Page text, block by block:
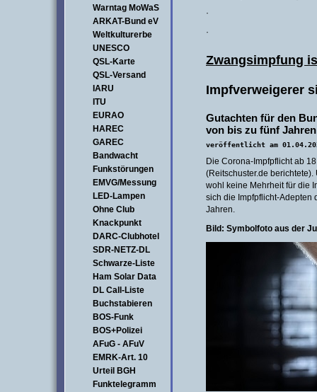
Warntag MoWaS
ARKAT-Bund eV
Weltkulturerbe
UNESCO
QSL-Karte
QSL-Versand
IARU
ITU
EURAO
HAREC
GAREC
Bandwacht
Funkstörungen
EMVG/Messung
LED-Lampen
Ohne Club
Knackpunkt
DARC-Clubhotel
SDR-NETZ-DL
Schwarze-Liste
Ham Solar Data
DL Call-Liste
Buchstabieren
BOS-Funk
BOS+Polizei
AFuG - AFuV
EMRK-Art. 10
Urteil BGH
Funktelegramm
·
·
Zwangsimpfung
Impfverweigerer
Gutachten für den
von bis zu fünf
veröffentlicht am
Die Corona-Impfpflicht ab
(Reitschuster.de
wohl keine Mehrheit für die
sich die Impfpflicht-Adepten
Jahren.
Bild: Symbolfoto aus der